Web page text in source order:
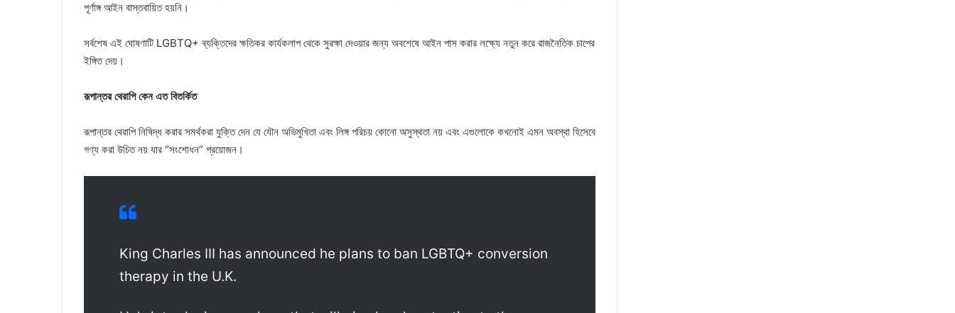
পূর্ণাঙ্গ আইন বাস্তবায়িত হয়নি।
সর্বশেষ এই ঘোষণাটি LGBTQ+ ব্যক্তিদের ক্ষতিকর কার্যকলাপ থেকে সুরক্ষা দেওয়ার জন্য অবশেষে আইন পাস করার লক্ষ্যে নতুন করে রাজনৈতিক চাপের
ইঙ্গিত দেয়।
রূপান্তর থেরাপি কেন এত বিতর্কিত
রূপান্তর থেরাপি নিষিদ্ধ করার সমর্থকরা যুক্তি দেন যে যৌন অভিমুখিতা এবং লিঙ্গ পরিচয় কোনো অসুস্থতা নয় এবং এগুলোকে কখনোই এমন অবস্থা হিসেবে
গণ্য করা উচিত নয় যার “সংশোধন” প্রয়োজন।
King Charles III has announced he plans to ban LGBTQ+ conversion
therapy in the U.K.